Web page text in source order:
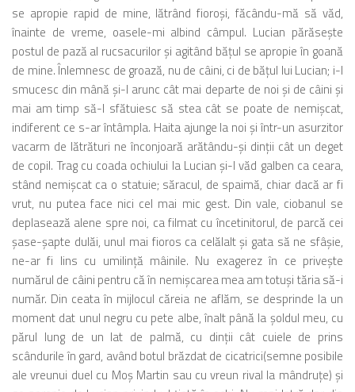
se apropie rapid de mine, lătrând fioroşi, făcându-mă să văd,
înainte de vreme, oasele-mi albind câmpul. Lucian părăseşte
postul de pază al rucsacurilor şi agitând băţul se apropie în goană
de mine. Înlemnesc de groază, nu de câini, ci de băţul lui Lucian; i-l
smucesc din mână şi-l arunc cât mai departe de noi şi de câini şi
mai am timp să-l sfătuiesc să stea cât se poate de nemişcat,
indiferent ce s-ar întâmpla. Haita ajunge la noi şi într-un asurzitor
vacarm de lătrături ne înconjoară arătându-şi dinţii cât un deget
de copil. Trag cu coada ochiului la Lucian şi-l văd galben ca ceara,
stând nemişcat ca o statuie; săracul, de spaimă, chiar dacă ar fi
vrut, nu putea face nici cel mai mic gest. Din vale, ciobanul se
deplasează alene spre noi, ca filmat cu încetinitorul, de parcă cei
şase-şapte dulăi, unul mai fioros ca celălalt şi gata să ne sfâşie,
ne-ar fi lins cu umilinţă mâinile. Nu exagerez în ce priveşte
numărul de câini pentru că în nemişcarea mea am totuşi tăria să-i
număr. Din ceata în mijlocul căreia ne aflăm, se desprinde la un
moment dat unul negru cu pete albe, înalt până la şoldul meu, cu
părul lung de un lat de palmă, cu dinţii cât cuiele de prins
scândurile în gard, având botul brăzdat de cicatrici(semne posibile
ale vreunui duel cu Moş Martin sau cu vreun rival la mândruţe) şi